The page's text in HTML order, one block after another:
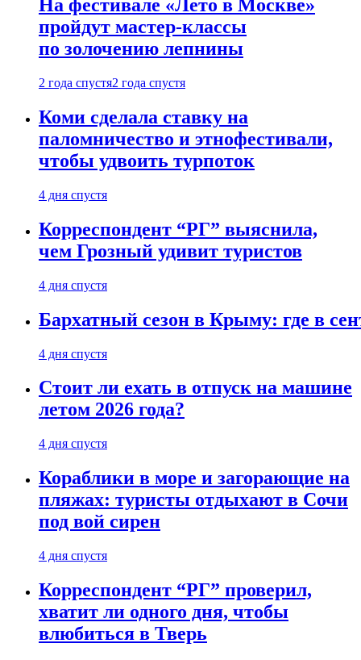
На фестивале «Лето в Москве»
пройдут мастер-классы
по золочению лепнины
2 года спустя2 года спустя
Коми сделала ставку на
паломничество и этнофестивали,
чтобы удвоить турпоток
4 дня спустя
Корреспондент “РГ” выяснила,
чем Грозный удивит туристов
4 дня спустя
Бархатный сезон в Крыму: где в
4 дня спустя
Стоит ли ехать в отпуск на машине
летом 2026 года?
4 дня спустя
Кораблики в море и загорающие на
пляжах: туристы отдыхают в Сочи
под вой сирен
4 дня спустя
Корреспондент “РГ” проверил,
хватит ли одного дня, чтобы
влюбиться в Тверь